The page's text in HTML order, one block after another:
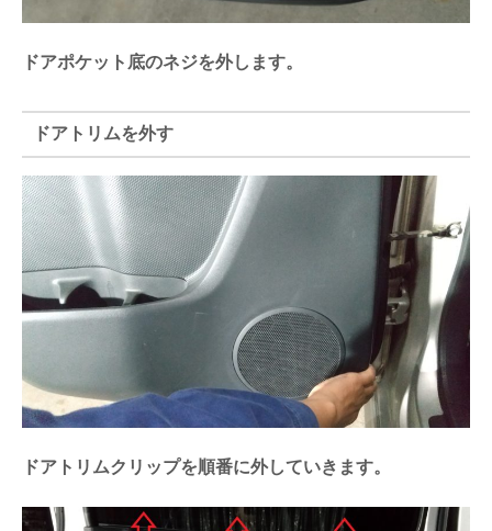
ドアポケット底のネジを外します。
ドアトリムを外す
ドアトリムクリップを順番に外していきます。